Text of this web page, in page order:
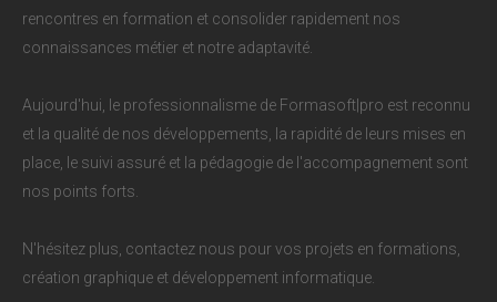
rencontres en formation et consolider rapidement nos
connaissances métier et notre adaptavité.
Aujourd'hui, le professionnalisme de Formasoft|pro est reconnu
et la qualité de nos développements, la rapidité de leurs mises en
place, le suivi assuré et la pédagogie de l'accompagnement sont
nos points forts.
N'hésitez plus, contactez nous pour vos projets en formations,
création graphique et développement informatique.